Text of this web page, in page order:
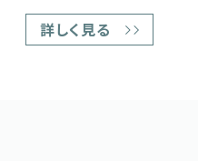
詳しく見る